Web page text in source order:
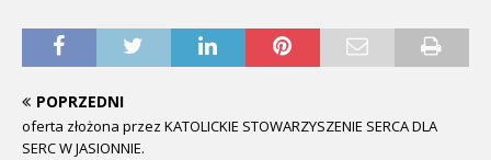
POPRZEDNI
oferta złożona przez KATOLICKIE STOWARZYSZENIE SERCA DLA
SERC W JASIONNIE.